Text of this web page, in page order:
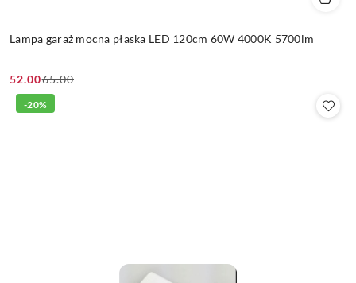
Lampa garaż mocna płaska LED 120cm 60W 4000K 5700lm
Cena
promocyjna:
52.00
Cena
przed
65.00
-20%